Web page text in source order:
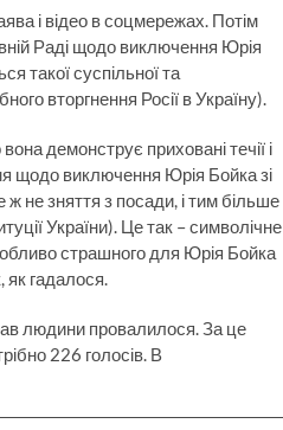
і відео в соцмережах. Потім
Раді щодо виключення Юрія
такої суспільної та
вторгнення Росії в Україну).
демонструє приховані течії і
щодо виключення Юрія Бойка зі
не зняття з посади, і тим більше
України). Це так – символічне
страшного для Юрія Бойка
як гадалося.
людини провалилося. За це
226 голосів. В